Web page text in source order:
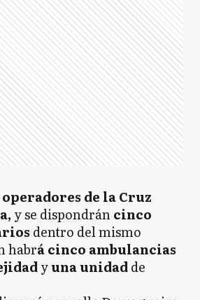
operadores de la Cruz
y se dispondráncinco
dentro del mismo
habrá cinco ambulancias
yuna unidadde